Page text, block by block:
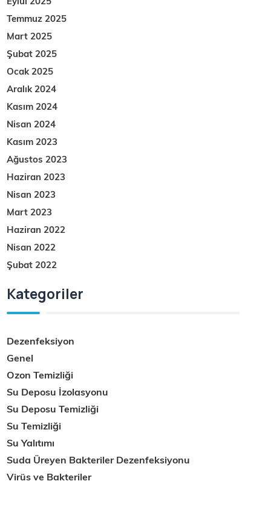
Temmuz 2025
Mart 2025
Şubat 2025
Ocak 2025
Aralık 2024
Kasım 2024
Nisan 2024
Kasım 2023
Ağustos 2023
Haziran 2023
Nisan 2023
Mart 2023
Haziran 2022
Nisan 2022
Şubat 2022
Kategoriler
Dezenfeksiyon
Genel
Ozon Temizliği
Su Deposu İzolasyonu
Su Deposu Temizliği
Su Temizliği
Su Yalıtımı
Suda Üreyen Bakteriler Dezenfeksiyonu
Virüs ve Bakteriler